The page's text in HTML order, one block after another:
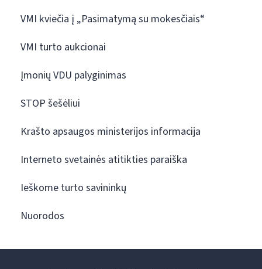
VMI kviečia į „Pasimatymą su mokesčiais“
VMI turto aukcionai
Įmonių VDU palyginimas
STOP šešėliui
Krašto apsaugos ministerijos informacija
Interneto svetainės atitikties paraiška
Ieškome turto savininkų
Nuorodos